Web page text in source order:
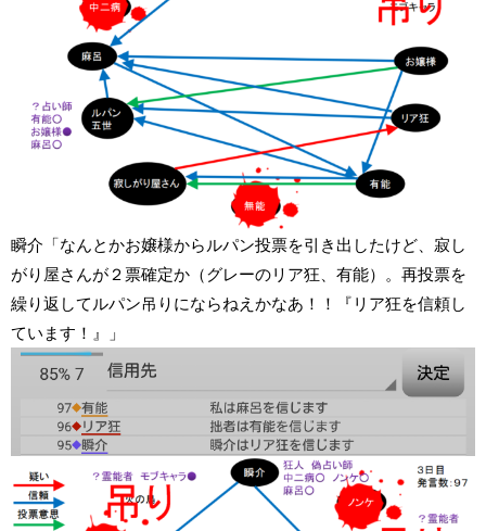
瞬介「なんとかお嬢様からルパン投票を引き出したけど、寂し
がり屋さんが２票確定か（グレーのリア狂、有能）。再投票を
繰り返してルパン吊りにならねえかなあ！！『リア狂を信頼し
ています！』」